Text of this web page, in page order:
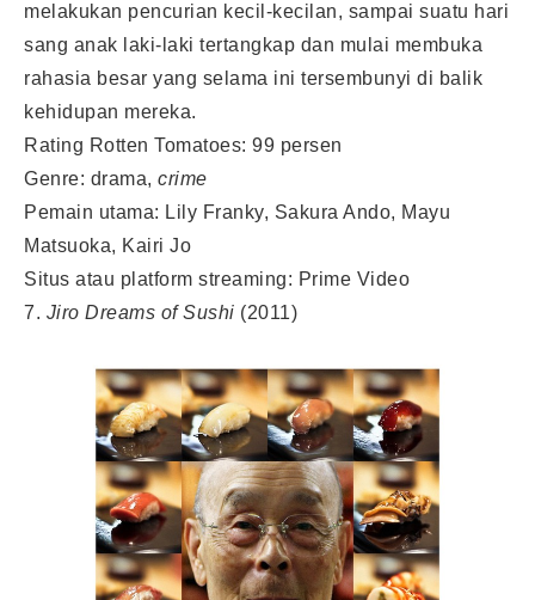
melakukan pencurian kecil-kecilan, sampai suatu hari
sang anak laki-laki tertangkap dan mulai membuka
rahasia besar yang selama ini tersembunyi di balik
kehidupan mereka.
Rating Rotten Tomatoes: 99 persen
Genre: drama, crime
Pemain utama: Lily Franky, Sakura Ando, Mayu
Matsuoka, Kairi Jo
Situs atau platform streaming: Prime Video
7. Jiro Dreams of Sushi (2011)